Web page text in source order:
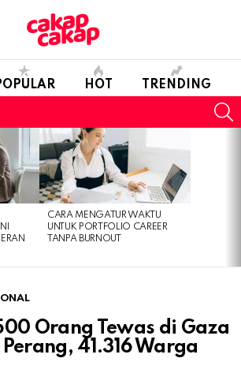
HOT TRENDING
CARA MENGATUR WAKTU
UNTUK PORTFOLIO CAREER
TANPA BURNOUT
Orang Tewas di Gaza
41.316 Warga